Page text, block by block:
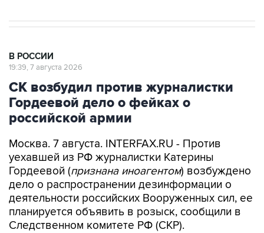
В РОССИИ
19:39, 7 августа 2026
СК возбудил против журналистки
Гордеевой дело о фейках о
российской армии
Москва. 7 августа. INTERFAX.RU - Против
уехавшей из РФ журналистки Катерины
Гордеевой (признана иноагентом) возбуждено
дело о распространении дезинформации о
деятельности российских Вооруженных сил, ее
планируется объявить в розыск, сообщили в
Следственном комитете РФ (СКР).